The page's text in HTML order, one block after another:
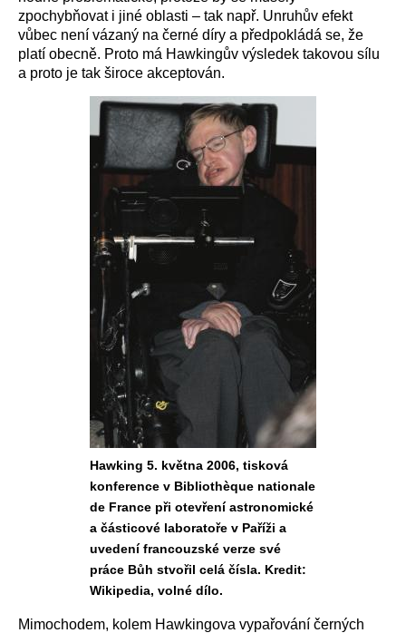
zpochybňovat i jiné oblasti – tak např. Unruhův efekt
vůbec není vázaný na černé díry a předpokládá se, že
platí obecně. Proto má Hawkingův výsledek takovou sílu
a proto je tak široce akceptován.
Hawking 5. května 2006, tisková
konference v Bibliothèque nationale
de France při otevření astronomické
a částicové laboratoře v Paříži a
uvedení francouzské verze své
práce Bůh stvořil celá čísla. Kredit:
Wikipedia, volné dílo.
Mimochodem, kolem Hawkingova vypařování černých